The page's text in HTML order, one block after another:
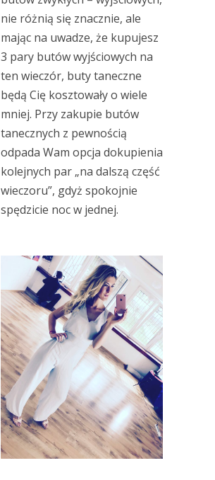
nie różnią się znacznie, ale
mając na uwadze, że kupujesz
3 pary butów wyjściowych na
ten wieczór, buty taneczne
będą Cię kosztowały o wiele
mniej. Przy zakupie butów
tanecznych z pewnością
odpada Wam opcja dokupienia
kolejnych par „na dalszą część
wieczoru”, gdyż spokojnie
spędzicie noc w jednej.